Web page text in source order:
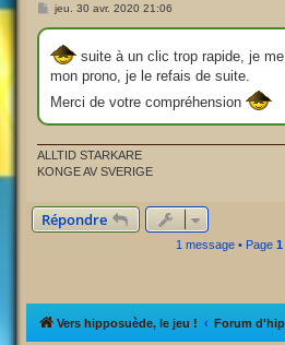
M
s
a
g
jeu. 30 avr. 2020 21:06
suite à un clic trop rapide, je
mon prono, je le refais de suite.
Merci de votre compréhension
ALLTID STARKARE
KONGE AV SVERIGE
Répondre
1 message • Page 1
Vers hipposuède, le jeu ! Forum